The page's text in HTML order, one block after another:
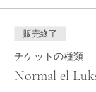
販売終了
チケットの種類
Normal el